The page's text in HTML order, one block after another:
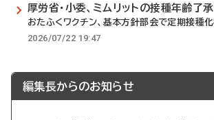
厚労省・小委、ミムリットの接種年齢了承
おたふくワクチン、基本方針部会で定期接種
2026/07/22 19:47
編集長からのお知らせ